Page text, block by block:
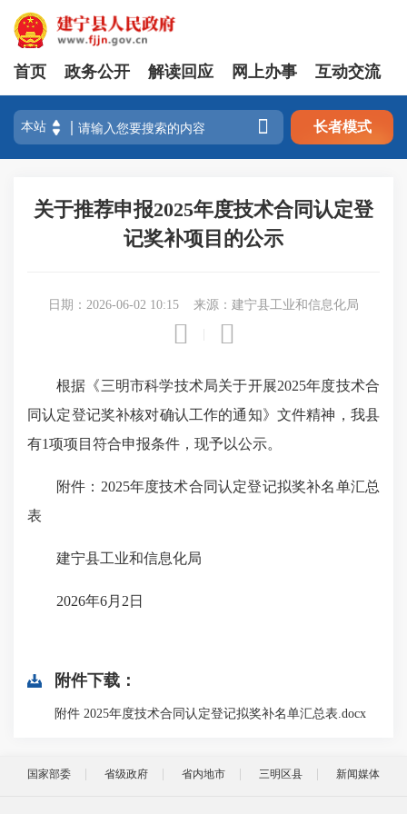
首页 政务公开 解读回应 网上办事 互动交流
 长者模式
关于推荐申报2025年度技术合同认定登
记奖补项目的公示
日期：2026-06-02 10:15 来源：建宁县工业和信息化局
 
根据《三明市科学技术局关于开展2025年度技术合
同认定登记奖补核对确认工作的通知》文件精神，我县
有1项项目符合申报条件，现予以公示。
附件：2025年度技术合同认定登记拟奖补名单汇总
表
建宁县工业和信息化局
2026年6月2日
附件下载：
附件 2025年度技术合同认定登记拟奖补名单汇总表.docx
国家部委 省级政府 省内地市 三明区县 新闻媒体